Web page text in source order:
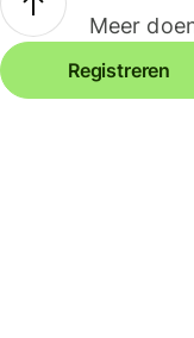
Meer
Registreren